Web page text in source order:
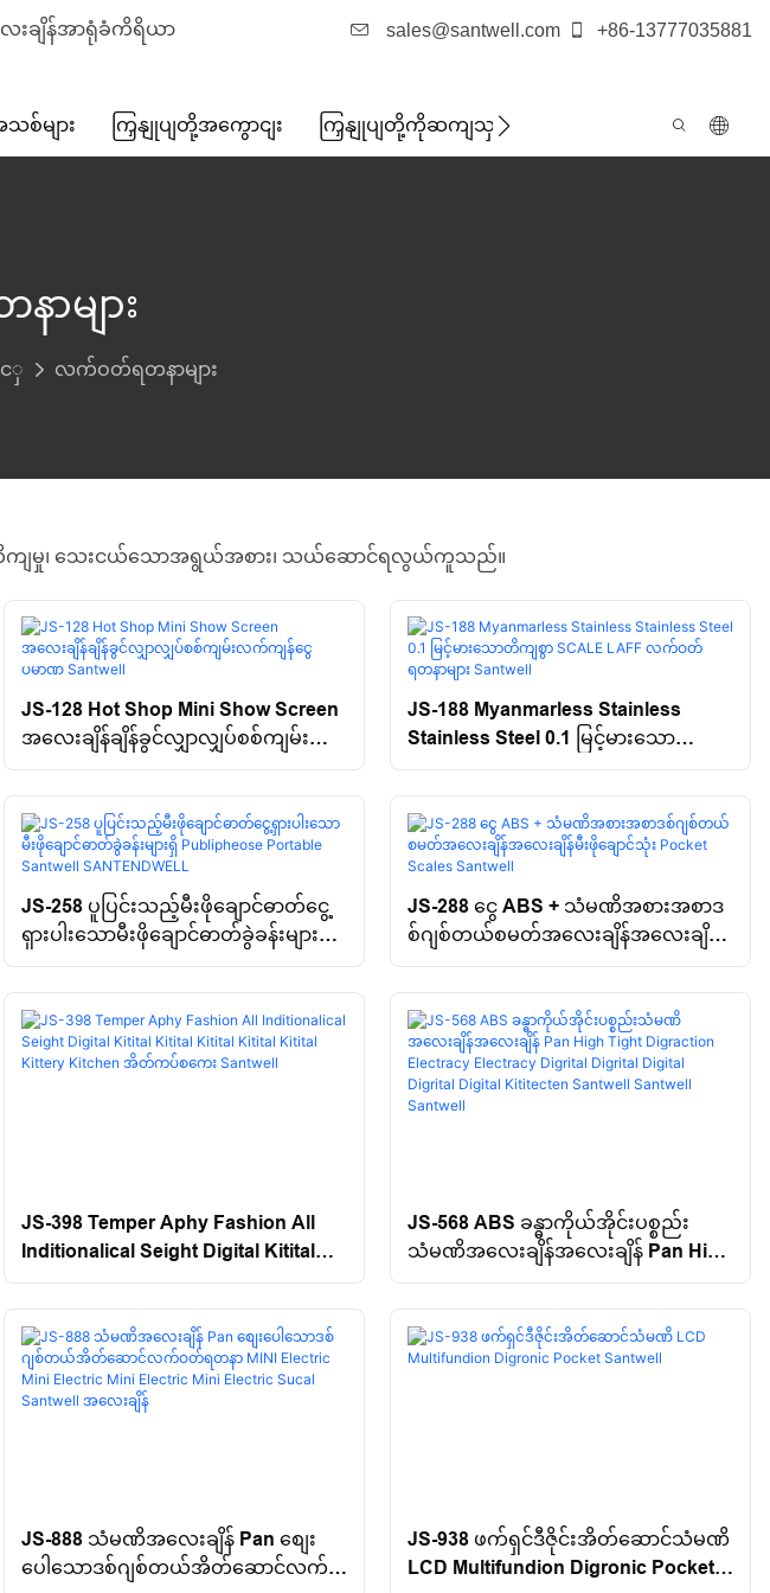
းချိန်အာရုံခံကိရိယာ
sales@santwell.com +86-13777035881
များ ကြှနျုပျတို့အကွောငျး ကြှနျုပျတို့ကိုဆကျသှယျရနျ ဖြစ်ရပ်များ သတင်
များ
ေှ လက်ဝတ်ရတနာများ
တိကျမှု၊ သေးငယ်သောအရွယ်အစား၊ သယ်ဆောင်ရလွယ်ကူသည်။
JS-128 Hot Shop Mini Show Screen
အလေးချိန်ချိန်ခွင်လျှာလျှပ်စစ်ကျမ်း
လက်ကျန်ငွေပမာဏ Santwell
JS-188 Myanmarless Stainless
Stainless Steel 0.1 မြင့်မားသော
တိကျစွာ SCALE LAFF လက်ဝတ်
ရတနာများ Santwell
JS-258 ပူပြင်းသည့်မီးဖိုချောင်ဓာတ်ငွေ့
ရှားပါးသောမီးဖိုချောင်ဓာတ်ခွဲခန်းများရှိ
Publipheose Portable Santwell
SANTENDWELL
JS-288 ငွေ ABS + သံမဏိအစားအစာဒ
စ်ဂျစ်တယ်စမတ်အလေးချိန်အလေးချိန်
မီးဖိုချောင်သုံး Pocket Scales Santwell
JS-398 Temper Aphy Fashion All
Inditionalical Seight Digital Kitital
Kitital Kitital Kitital Kitital Kittery
Kitchen အိတ်ကပ်စကေး Santwell
JS-568 ABS ခန္ဓာကိုယ်အိုင်းပစ္စည်း
သံမဏိအလေးချိန်အလေးချိန် Pan High
Tight Digraction Electracy Electracy
Digrital Digrital Digital Digrital Digital
Kititecten Santwell Santwell
Santwell
JS-888 သံမဏိအလေးချိန် Pan စျေး
ပေါသောဒစ်ဂျစ်တယ်အိတ်ဆောင်လက်
JS-938 ဖက်ရှင်ဒီဇိုင်းအိတ်ဆောင်သံမဏိ
LCD Multifundion Digronic Pocket